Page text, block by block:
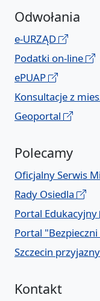
Odwołania
e-URZĄD
Podatki on-line
ePUAP
Konsultacje z
Geoportal
Polecamy
Oficjalny Serwis
Rady Osiedla
Portal Edukacyjny
Portal "Bezpieczni
Szczecin
Kontakt